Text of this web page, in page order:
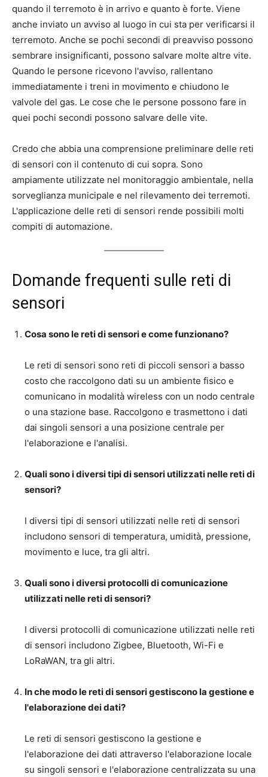
quando il terremoto è in arrivo e quanto è forte. Viene
anche inviato un avviso al luogo in cui sta per verificarsi il
terremoto. Anche se pochi secondi di preavviso possono
sembrare insignificanti, possono salvare molte altre vite.
Quando le persone ricevono l'avviso, rallentano
immediatamente i treni in movimento e chiudono le
valvole del gas. Le cose che le persone possono fare in
quei pochi secondi possono salvare delle vite.
Credo che abbia una comprensione preliminare delle reti
di sensori con il contenuto di cui sopra. Sono
ampiamente utilizzate nel monitoraggio ambientale, nella
sorveglianza municipale e nel rilevamento dei terremoti.
L'applicazione delle reti di sensori rende possibili molti
compiti di automazione.
Domande frequenti sulle reti di
sensori
Cosa sono le reti di sensori e come funzionano?
Le reti di sensori sono reti di piccoli sensori a basso
costo che raccolgono dati su un ambiente fisico e
comunicano in modalità wireless con un nodo centrale
o una stazione base. Raccolgono e trasmettono i dati
dai singoli sensori a una posizione centrale per
l'elaborazione e l'analisi.
Quali sono i diversi tipi di sensori utilizzati nelle reti di
sensori?
I diversi tipi di sensori utilizzati nelle reti di sensori
includono sensori di temperatura, umidità, pressione,
movimento e luce, tra gli altri.
Quali sono i diversi protocolli di comunicazione
utilizzati nelle reti di sensori?
I diversi protocolli di comunicazione utilizzati nelle reti
di sensori includono Zigbee, Bluetooth, Wi-Fi e
LoRaWAN, tra gli altri.
In che modo le reti di sensori gestiscono la gestione e
l'elaborazione dei dati?
Le reti di sensori gestiscono la gestione e
l'elaborazione dei dati attraverso l'elaborazione locale
su singoli sensori e l'elaborazione centralizzata su una